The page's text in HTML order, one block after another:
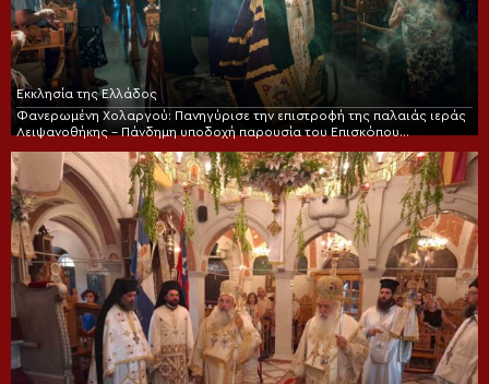
Εκκλησία της Ελλάδος
Φανερωμένη Χολαργού: Πανηγύρισε την επιστροφή της παλαιάς ιεράς
Λειψανοθήκης – Πάνδημη υποδοχή παρουσία του Επισκόπου